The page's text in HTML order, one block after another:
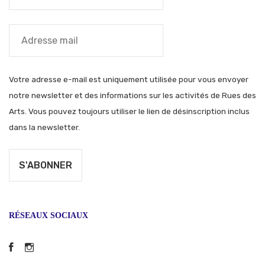
Votre adresse e-mail est uniquement utilisée pour vous envoyer
notre newsletter et des informations sur les activités de Rues des
Arts. Vous pouvez toujours utiliser le lien de désinscription inclus
dans la newsletter.
RÉSEAUX SOCIAUX
Facebook
Instagram